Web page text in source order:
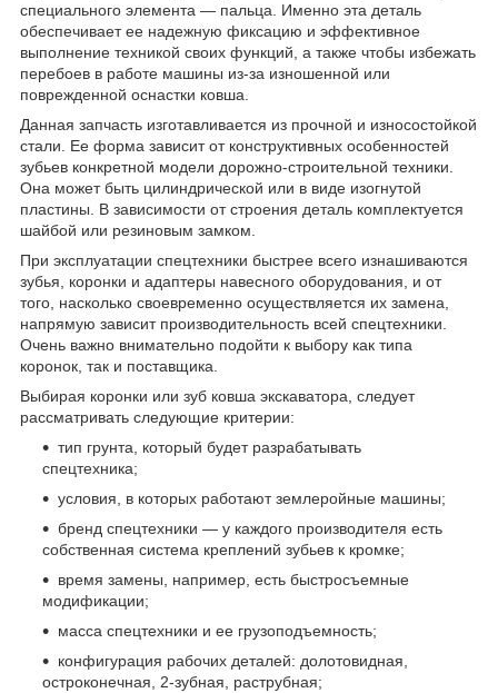
специального элемента — пальца. Именно эта деталь
обеспечивает ее надежную фиксацию и эффективное
выполнение техникой своих функций, а также чтобы избежать
перебоев в работе машины из-за изношенной или
поврежденной оснастки ковша.
Данная запчасть изготавливается из прочной и износостойкой
стали. Ее форма зависит от конструктивных особенностей
зубьев конкретной модели дорожно-строительной техники.
Она может быть цилиндрической или в виде изогнутой
пластины. В зависимости от строения деталь комплектуется
шайбой или резиновым замком.
При эксплуатации спецтехники быстрее всего изнашиваются
зубья, коронки и адаптеры навесного оборудования, и от
того, насколько своевременно осуществляется их замена,
напрямую зависит производительность всей спецтехники.
Очень важно внимательно подойти к выбору как типа
коронок, так и поставщика.
Выбирая коронки или зуб ковша экскаватора, следует
рассматривать следующие критерии:
тип грунта, который будет разрабатывать
спецтехника;
условия, в которых работают землеройные машины;
бренд спецтехники — у каждого производителя есть
собственная система креплений зубьев к кромке;
время замены, например, есть быстросъемные
модификации;
масса спецтехники и ее грузоподъемность;
конфигурация рабочих деталей: долотовидная,
остроконечная, 2-зубная, раструбная;